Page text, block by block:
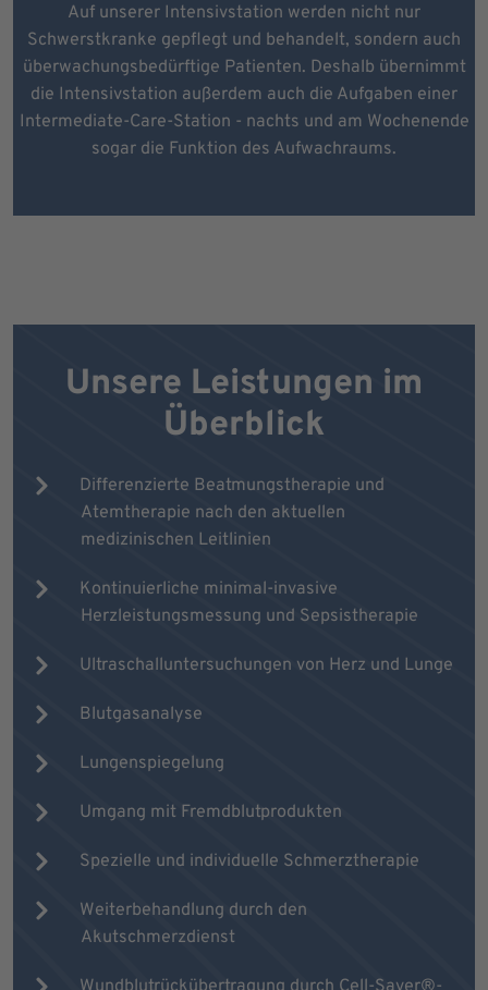
Auf unserer Intensivstation werden nicht nur
Schwerstkranke gepflegt und behandelt, sondern auch
überwachungsbedürftige Patienten. Deshalb übernimmt
die Intensivstation außerdem auch die Aufgaben einer
Intermediate-Care-Station - nachts und am Wochenende
sogar die Funktion des Aufwachraums.
Unsere Leistungen im
Überblick
Differenzierte Beatmungstherapie und
Atemtherapie nach den aktuellen
medizinischen Leitlinien
Kontinuierliche minimal-invasive
Herzleistungsmessung und Sepsistherapie
Ultraschalluntersuchungen von Herz und Lunge
Blutgasanalyse
Lungenspiegelung
Umgang mit Fremdblutprodukten
Spezielle und individuelle Schmerztherapie
Weiterbehandlung durch den
Akutschmerzdienst